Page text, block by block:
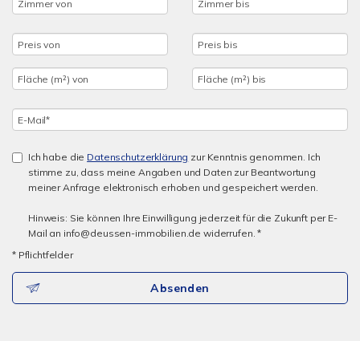
Ich habe die Datenschutzerklärung zur Kenntnis genommen. Ich
stimme zu, dass meine Angaben und Daten zur Beantwortung
meiner Anfrage elektronisch erhoben und gespeichert werden.
Hinweis: Sie können Ihre Einwilligung jederzeit für die Zukunft per E-
Mail an info@deussen-immobilien.de widerrufen. *
* Pflichtfelder
Absenden